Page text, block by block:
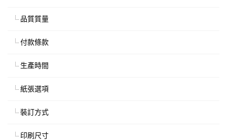
品質質量
付款條款
生產時間
紙張選項
裝訂方式
印刷尺寸